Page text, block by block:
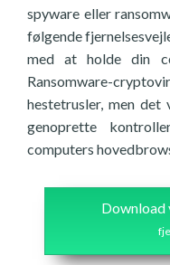
spyware eller
følgende
med at holde din
Ransomware-
hestetrusler, men
genoprette
computers